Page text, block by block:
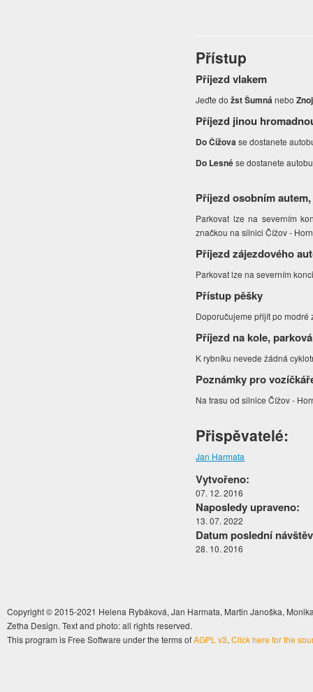
Přístup
Příjezd vlakem
Jeďte dožst Šumnánebo
Příjezd jinou
Do Čížovase dostanete
Do Lesnése dostanete
Příjezd osobním
Parkovat lze na severním
značkou na silnici Čížov -
Příjezd zájezdového
Parkovat lze na severním
Přístup pěšky
Doporučujeme přijít po
Příjezd na kole,
K rybníku nevede žádná
Poznámky pro
Na trasu od silnice Čížov -
Přispěvatelé:
Jan Harmata
Vytvořeno:
07. 12. 2016
Naposledy upraveno:
13. 07. 2022
Datum poslední
28. 10. 2016
Copyright © 2015-2021 Helena Rybáková, Jan Harmata, Martin Janoška,
Zetha Design. Text and photo: all rights reserved.
This program is Free Software under the terms ofAGPL v3. Click here for the